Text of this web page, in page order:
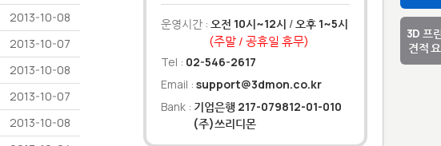
3D 프
견적
2013-10-08
2013-10-07
2013-10-08
2013-10-07
2013-10-08
운영시간 : 오전 10시~12시 /오후 1~5시
(주말 / 공휴일 휴무)
Tel : 02-546-2617
Email : support@3dmon.co.kr
Bank : 기업은행 217-079812-01-010
(주)쓰리디몬